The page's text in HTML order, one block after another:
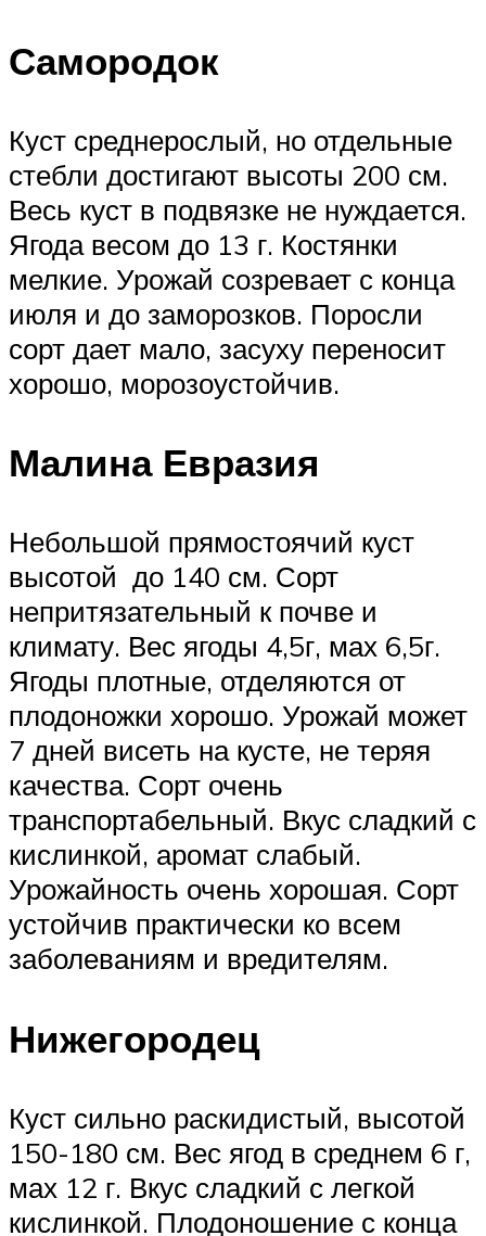
Самородок
Куст среднерослый, но отдельные
стебли достигают высоты 200 см.
Весь куст в подвязке не нуждается.
Ягода весом до 13 г. Костянки
мелкие. Урожай созревает с конца
июля и до заморозков. Поросли
сорт дает мало, засуху переносит
хорошо, морозоустойчив.
Малина Евразия
Небольшой прямостоячий куст
высотой до 140 см. Сорт
непритязательный к почве и
климату. Вес ягоды 4,5г, мах 6,5г.
Ягоды плотные, отделяются от
плодоножки хорошо. Урожай может
7 дней висеть на кусте, не теряя
качества. Сорт очень
транспортабельный. Вкус сладкий с
кислинкой, аромат слабый.
Урожайность очень хорошая. Сорт
устойчив практически ко всем
заболеваниям и вредителям.
Нижегородец
Куст сильно раскидистый, высотой
150-180 см. Вес ягод в среднем 6 г,
мах 12 г. Вкус сладкий с легкой
кислинкой. Плодоношение с конца